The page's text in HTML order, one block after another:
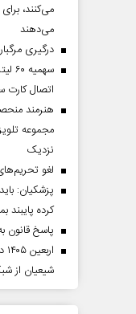
می‌کنند،
می‌دهند
درگیری مرگبار ۲ پسرخاله در پارک
اتصال کارت
مجموعه
نزدیک
لغو
پزشکیان:
کرده پایبند
پاسخ قانون
شیعیان از
- تحلیلگر مسائل سیاسی